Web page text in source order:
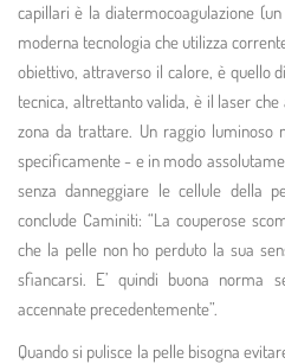
capillari è la diatermocoagulazione
moderna tecnologia che utilizza
obiettivo, attraverso il calore, è quello
tecnica, altrettanto valida, è il laser
zona da trattare. Un raggio
specificamente - e in modo
senza danneggiare le cellule della
conclude Caminiti: “La couperose
che la pelle non ho perduto la sua
sfiancarsi. E’ quindi buona norma
accennate precedentemente”.
Quando si pulisce la pelle bisogna